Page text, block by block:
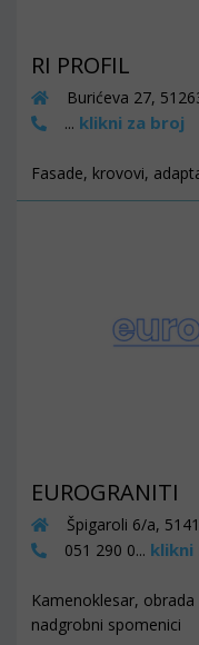
RI PROFIL
Burićeva 27,
... klikni za broj
Fasade, krovovi,
EUROGRANITI
Špigaroli 6/a,
051 290 0... klikni
Kamenoklesar,
nadgrobni spomenici